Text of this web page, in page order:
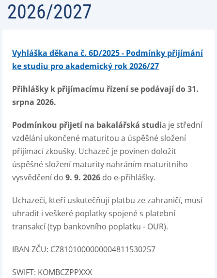
2026/2027
Vyhláška děkana č. 6D/2025 - Podmínky přijímání
ke studiu pro akademický rok 2026/27
Přihlášky k přijímacímu řízení se podávají do 31.
srpna 2026.
Podmínkou přijetí na bakalářská studia je střední
vzdělání ukončené maturitou a úspěšné složení
přijímací zkoušky. Uchazeč je povinen doložit
úspěšné složení maturity nahráním maturitního
vysvědčení do 9. 9. 2026 do e-přihlášky.
Uchazeči, kteří uskutečňují platbu ze zahraničí, musí
uhradit i veškeré poplatky spojené s platební
transakcí (typ bankovního poplatku - OUR).
IBAN ZČU: CZ8101000000004811530257
SWIFT: KOMBCZPPXXX